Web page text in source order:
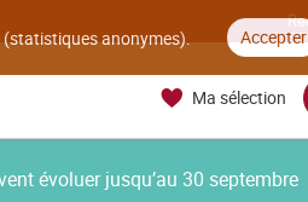
(statistiques anonymes). Accepter
Ma sélection
évoluer jusqu’au 30 septembre